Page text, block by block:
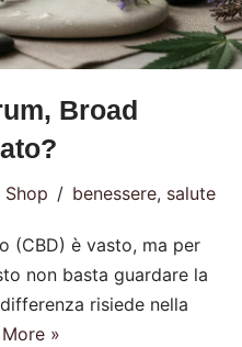
Broad
benessere, salute
(CBD) è vasto, ma per
non basta guardare la
risiede nella
»